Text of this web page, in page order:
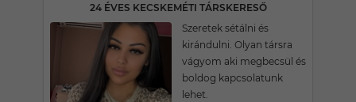
24 ÉVES KECSKEMÉTI TÁRSKERESŐ
Szeretek sétálni és
kirándulni. Olyan társra
vágyom aki megbecsül és
boldog kapcsolatunk
lehet.